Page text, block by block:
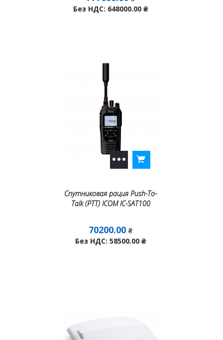
Без НДС: 648000.00 ₴
Спутниковая рация Push-To-
Talk (PTT) ICOM IC-SAT100
70200.00 ₴
Без НДС: 58500.00 ₴